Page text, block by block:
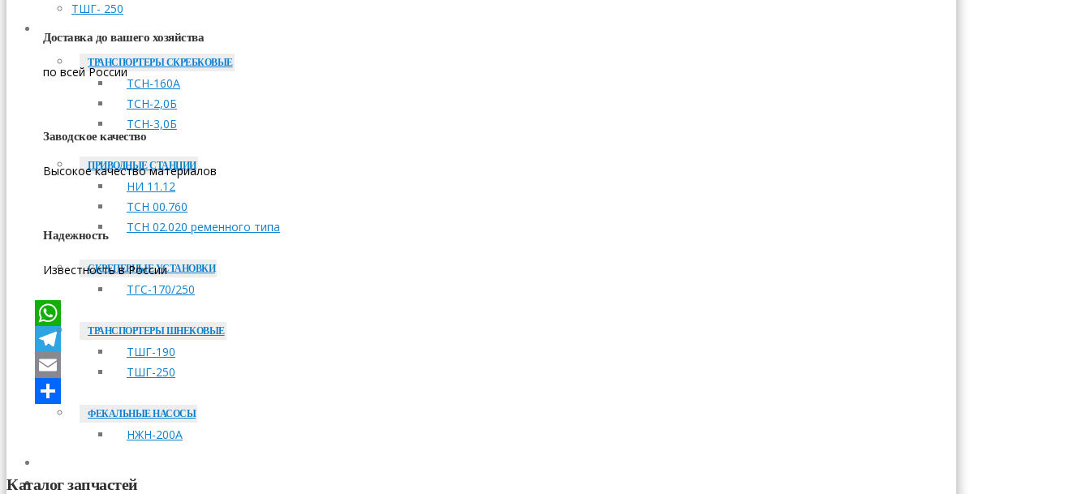
ТШГ- 250
ТРАНСПОРТЕРЫ СКРЕБКОВЫЕ
ТСН-160А
ТСН-2,0Б
ТСН-3,0Б
ПРИВОДНЫЕ СТАНЦИИ
НИ 11.12
ТСН 00.760
ТСН 02.020 ременного типа
СКРЕПЕРНЫЕ УСТАНОВКИ
ТГС-170/250
ТРАНСПОРТЕРЫ ШНЕКОВЫЕ
ТШГ-190
ТШГ-250
ФЕКАЛЬНЫЕ НАСОСЫ
НЖН-200А
ДОСТАВКА
Доставка до вашего хозяйства
по всей России
Заводское качество
Высокое качество материалов
Надежность
Известность в России
WhatsApp
Telegram
Email
Отправить
Каталог запчастей